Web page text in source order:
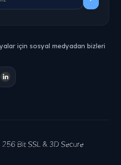
için sosyal medyadan bizleri